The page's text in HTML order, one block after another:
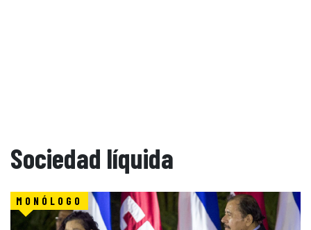
Sociedad líquida
MONÓLOGO